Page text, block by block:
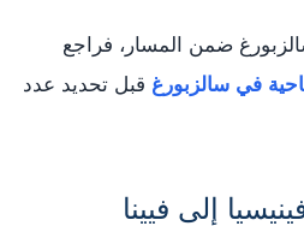
ضمن المسار، فراجع
في سالزبورغ قبل تحديد عدد
إلى فيينا